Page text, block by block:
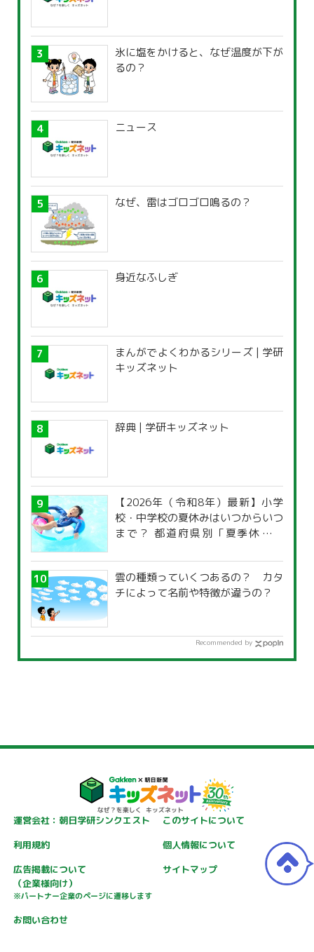
氷に塩をかけると、なぜ温度が下が
るの？
ニュース
なぜ、雷はゴロゴロ鳴るの？
身近なふしぎ
まんがでよくわかるシリーズ | 学研
キッズネット
辞典 | 学研キッズネット
【2026年（令和8年）最新】小学
校・中学校の夏休みはいつからいつ
まで？ 都道府県別「夏季休暇一
雲の種類っていくつあるの？ カタ
チによって名前や特徴が違うの？
Recommended by
運営会社：朝日学研シンクエスト
このサイトについて
利用規約
個人情報について
広告掲載について
（企業様向け）
※パートナー企業のページに遷移します
サイトマップ
お問い合わせ